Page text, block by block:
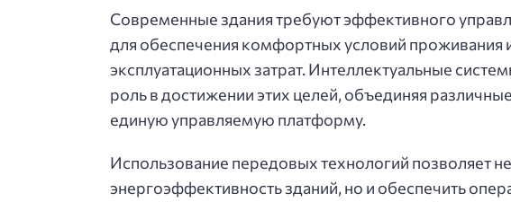
Современные здания требуют эффективного
для обеспечения комфортных условий проживания
эксплуатационных затрат. Интеллектуальные
роль в достижении этих целей, объединяя
единую управляемую платформу.
Использование передовых технологий позволяет
энергоэффективность зданий, но и обеспечить